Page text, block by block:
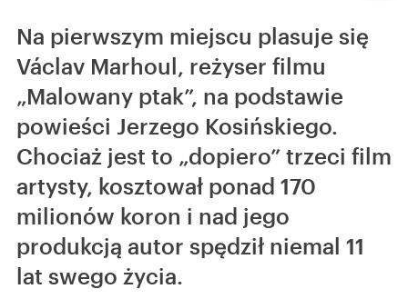
Na pierwszym miejscu plasuje się
Václav Marhoul, reżyser filmu
„Malowany ptak”, na podstawie
powieści Jerzego Kosińskiego.
Chociaż jest to „dopiero” trzeci film
artysty, kosztował ponad 170
milionów koron i nad jego
produkcją autor spędził niemal 11
lat swego życia.